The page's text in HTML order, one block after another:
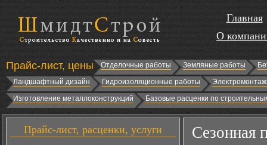
Главная
О
Прайс-лист, цены Отделочные работы Земляные работы
Ландшафтный дизайн
Гидроизоляционные работы
Изготовление металлоконструкций
Базовые расценки по
Прайс-лист, расценки, услуги Сезонная